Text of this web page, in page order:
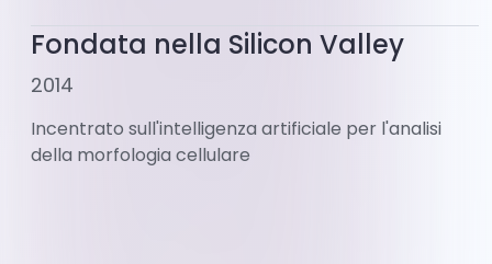
Fondata nella Silicon Valley
2014
Incentrato sull'intelligenza artificiale per l'analisi
della morfologia cellulare